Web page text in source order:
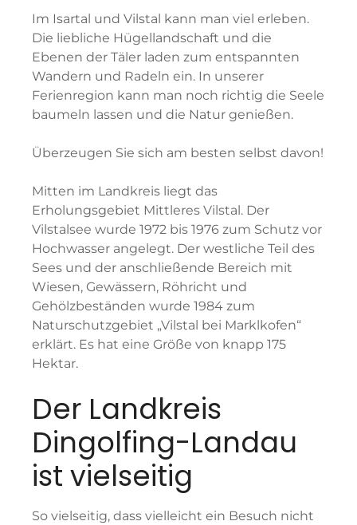
Im Isartal und Vilstal kann man viel erleben.
Die liebliche Hügellandschaft und die
Ebenen der Täler laden zum entspannten
Wandern und Radeln ein. In unserer
Ferienregion kann man noch richtig die Seele
baumeln lassen und die Natur genießen.
Überzeugen Sie sich am besten selbst davon!
Mitten im Landkreis liegt das
Erholungsgebiet Mittleres Vilstal. Der
Vilstalsee wurde 1972 bis 1976 zum Schutz vor
Hochwasser angelegt. Der westliche Teil des
Sees und der anschließende Bereich mit
Wiesen, Gewässern, Röhricht und
Gehölzbeständen wurde 1984 zum
Naturschutzgebiet „Vilstal bei Marklkofen“
erklärt. Es hat eine Größe von knapp 175
Hektar.
Der Landkreis
Dingolfing-Landau
ist vielseitig
So vielseitig, dass vielleicht ein Besuch nicht